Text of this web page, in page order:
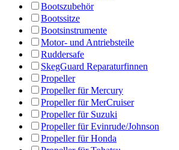
Bootszubehör
Bootssitze
Bootsinstrumente
Motor- und Antriebsteile
Ruddersafe
SkegGuard Reparaturfinnen
Propeller
Propeller für Mercury
Propeller für MerCruiser
Propeller für Suzuki
Propeller für Evinrude/Johnson
Propeller für Honda